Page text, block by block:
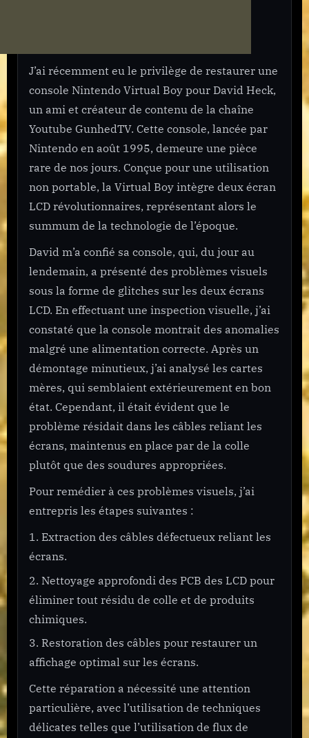
J’ai récemment eu le privilège de restaurer une
console Nintendo Virtual Boy pour David Heck,
un ami et créateur de contenu de la chaîne
Youtube GunhedTV. Cette console, lancée par
Nintendo en août 1995, demeure une pièce
rare de nos jours. Conçue pour une utilisation
non portable, la Virtual Boy intègre deux écran
LCD révolutionnaires, représentant alors le
summum de la technologie de l’époque.
David m’a confié sa console, qui, du jour au
lendemain, a présenté des problèmes visuels
sous la forme de glitches sur les deux écrans
LCD. En effectuant une inspection visuelle, j’ai
constaté que la console montrait des anomalies
malgré une alimentation correcte. Après un
démontage minutieux, j’ai analysé les cartes
mères, qui semblaient extérieurement en bon
état. Cependant, il était évident que le
problème résidait dans les câbles reliant les
écrans, maintenus en place par de la colle
plutôt que des soudures appropriées.
Pour remédier à ces problèmes visuels, j’ai
entrepris les étapes suivantes :
Extraction des câbles défectueux reliant les
écrans.
Nettoyage approfondi des PCB des LCD pour
éliminer tout résidu de colle et de produits
chimiques.
Restoration des câbles pour restaurer un
affichage optimal sur les écrans.
Cette réparation a nécessité une attention
particulière, avec l’utilisation de techniques
délicates telles que l’utilisation de flux de